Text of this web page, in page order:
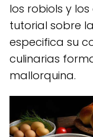
los robiols y los
tutorial sobre
especifica su
culinarias
mallorquina.